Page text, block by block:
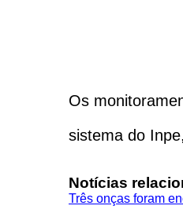
Os
sistema do
Notícias
Três onças foram